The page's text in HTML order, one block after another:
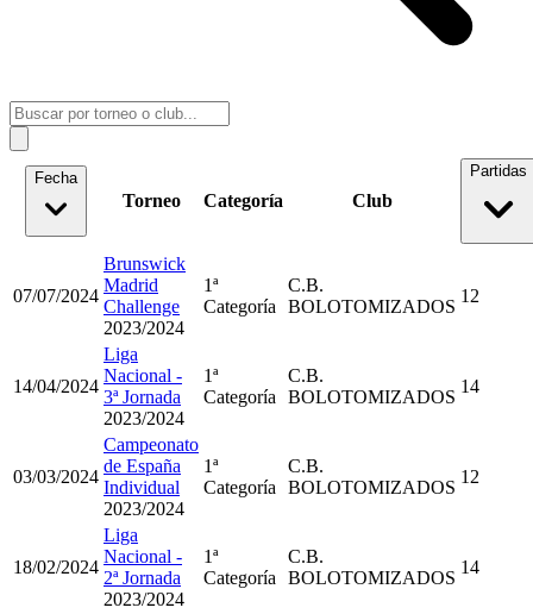
Fecha
Torneo Categoría Club
Partidas
07/07/2024
Brunswick
Madrid
Challenge
2023/2024
1ª
Categoría
C.B.
BOLOTOMIZADOS
12
14/04/2024
Liga
Nacional -
3ª Jornada
2023/2024
1ª
Categoría
C.B.
BOLOTOMIZADOS
14
03/03/2024
Campeonato
de España
Individual
2023/2024
1ª
Categoría
C.B.
BOLOTOMIZADOS
12
18/02/2024
Liga
Nacional -
2ª Jornada
2023/2024
1ª
Categoría
C.B.
BOLOTOMIZADOS
14